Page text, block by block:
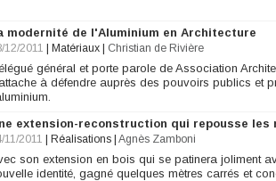
modernité de l'Aluminium en Architecture
12/2011 Matériaux Christian de Rivière
général et porte parole de Association
à défendre auprès des pouvoirs publics et
extension-reconstruction qui repousse les
11/2011 Réalisations Agnès Zamboni
son extension en bois qui se patinera joliment
identité, gagné quelques mètres carrés et